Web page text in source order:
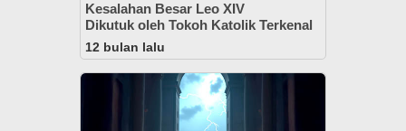
Kesalahan Besar Leo XIV
Dikutuk oleh Tokoh Katolik Terkenal
12 bulan lalu